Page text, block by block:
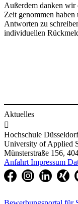
Außerdem danken wir
Zeit genommen
Antworten zu
individuellen
Aktuelles

Hochschule Düsseldorf
University of Applied
Münsterstraße 156,
Anfahrt Impressum